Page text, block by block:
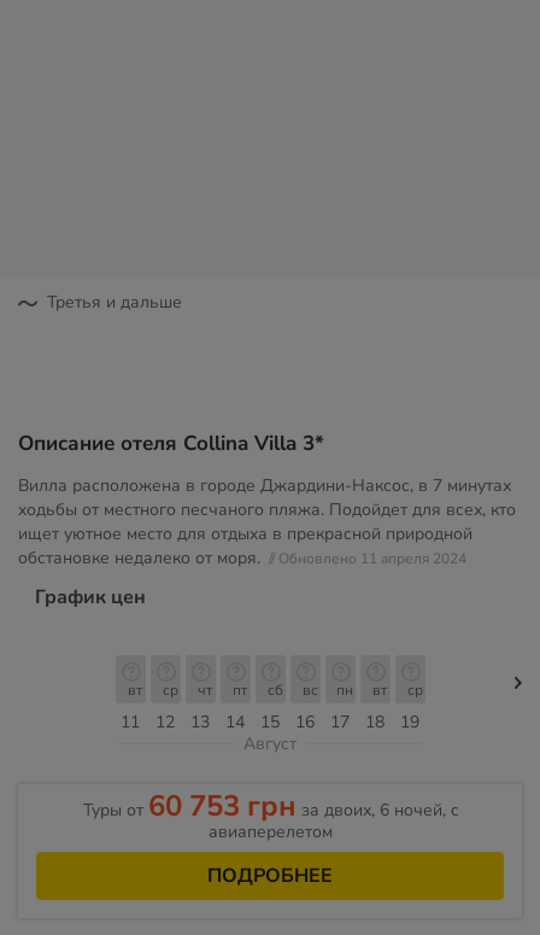
Третья и дальше
Описание отеля Collina Villa 3*
Вилла расположена в городе Джардини-Наксос, в 7 минутах
ходьбы от местного песчаного пляжа. Подойдет для всех, кто
ищет уютное место для отдыха в прекрасной природной
обстановке недалеко от моря. // Обновлено 11 апреля 2024
График цен
11
вт
12
ср
13
чт
14
пт
15
сб
16
вс
17
пн
18
вт
19
ср
Август
Туры от 60 753 грн за двоих, 6 ночей, c
авиаперелетом
ПОДРОБНЕЕ